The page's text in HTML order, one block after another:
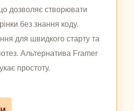
дозволяє створювати
без знання коду.
для швидкого старту та
Альтернатива Framer
простоту.